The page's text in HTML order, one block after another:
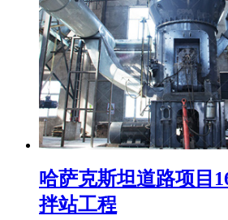
哈萨克斯坦道路项目
拌站工程